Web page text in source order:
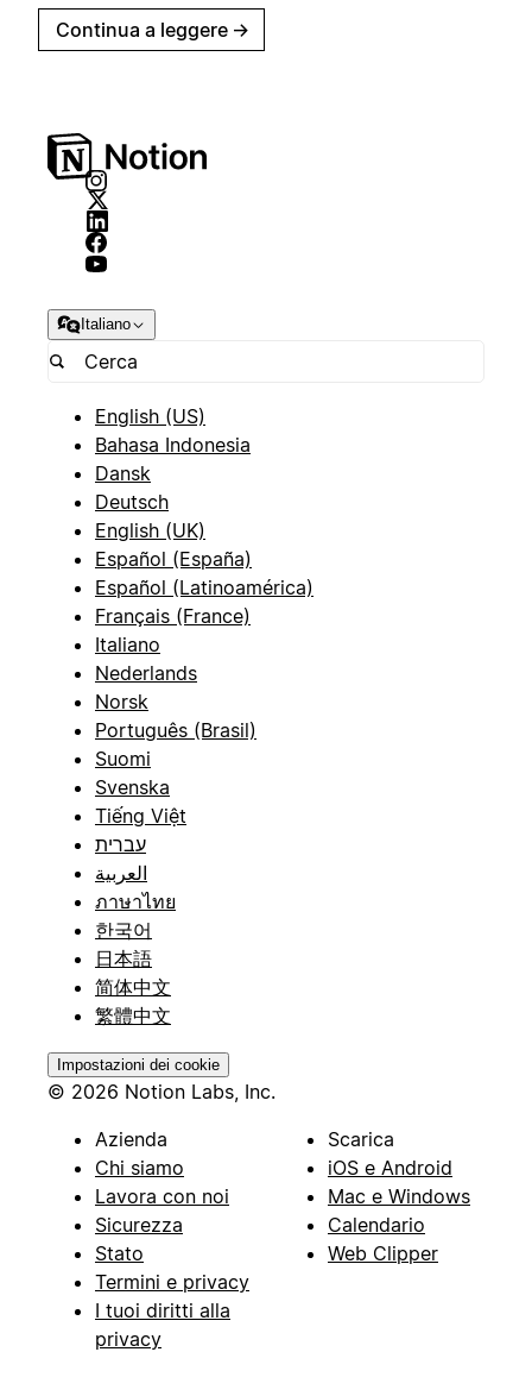
Continua a leggere →
Italiano
English (US)
Bahasa Indonesia
Dansk
Deutsch
English (UK)
Español (España)
Español (Latinoamérica)
Français (France)
Italiano
Nederlands
Norsk
Português (Brasil)
Suomi
Svenska
Tiếng Việt
עברית
العربية
ภาษาไทย
한국어
日本語
简体中文
繁體中文
Impostazioni dei cookie
© 2026 Notion Labs, Inc.
Azienda
Chi siamo
Lavora con noi
Sicurezza
Stato
Termini e privacy
I tuoi diritti alla
privacy
Scarica
iOS e Android
Mac e Windows
Calendario
Web Clipper